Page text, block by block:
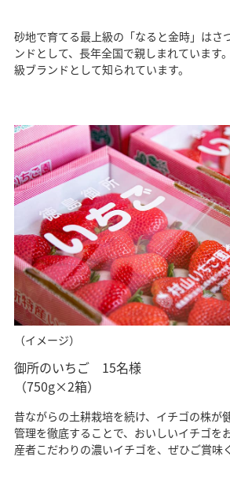
砂地で育てる最上級の「なると金時」はさ
ンドとして、長年全国で親しまれています
級ブランドとして知られています。
（イメージ）
御所のいちご 15名様
（750g×2箱）
昔ながらの土耕栽培を続け、イチゴの株が
管理を徹底することで、おいしいイチゴを
産者こだわりの濃いイチゴを、ぜひご賞味